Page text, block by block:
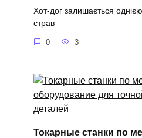
Хот-дог залишається
страв
0 3
Токарные станки по